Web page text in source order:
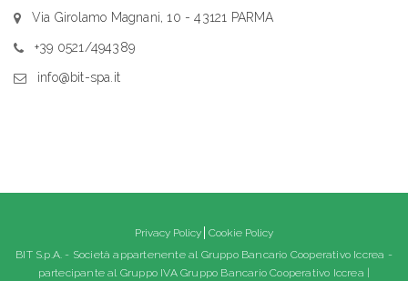
Via Girolamo Magnani, 10 - 43121 PARMA
+39 0521/494389
info@bit-spa.it
Privacy Policy Cookie Policy
BIT S.p.A. - Società appartenente al Gruppo Bancario Cooperativo Iccrea -
partecipante al Gruppo IVA Gruppo Bancario Cooperativo Iccrea |